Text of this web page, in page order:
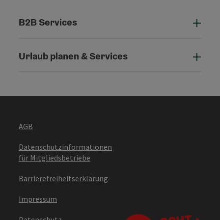
B2B Services
Urlaub planen & Services
AGB
Datenschutzinformationen
für Mitgliedsbetriebe
Barrierefreiheitserklärung
Impressum